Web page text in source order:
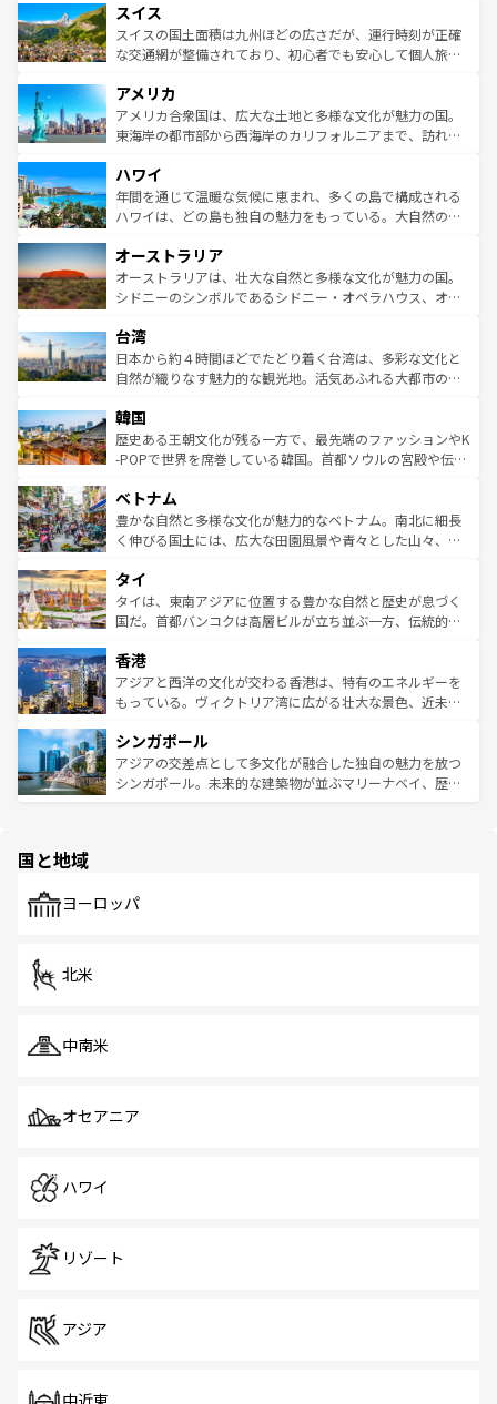
れる地方に足を運ぶとそれぞれで全く異なる文化を体験で
きるだろう。 なお、新着のフランス情報はコンテンツ一覧
を参照してほしい。
は、お酒好きな人にはぜひ体験してほしい。 なお、新着の
ドイツ情報はコンテンツ一覧を参照してほしい。
リアごとに異なる魅力がある。また、優雅なアフタヌーン
ティー、ビール好きにはたまらない英国パブ、サッカー観
戦など、本場だからこそできる体験も豊富。イギリスを旅
ンツ一覧を参照してほしい。
スイス
スイスの国土面積は九州ほどの広さだが、運行時刻が正確
な交通網が整備されており、初心者でも安心して個人旅行
の建物がそのまま残る町や、スイスならではのユニークな
博物館もあり、アルプス観光だけでなく町歩きも満喫する
ことができる。国民の所得が高いため物価も高いが、旅行
ば市内交通費無料で観光を楽しむこともできる。 なお、新
着のスイス情報はコンテンツ一覧 を参照してほしい。
アメリカ
アメリカ合衆国は、広大な土地と多様な文化が魅力の国。
東海岸の都市部から西海岸のカリフォルニアまで、訪れる
のような巨大都市は、観光、ショッピング、エンターテイ
ンメントが詰まった刺激的なスポットだ。一方、アメリカ
西部には大自然が広がり、グランドキャニオンやイエロー
部のニューオーリンズでは、音楽と美食が融合した独特の
文化が魅力。旅行者はアメリカの各地域で異なる魅力を楽
しみながら、その多様性と豊かな歴史を感じることができ
ならではの贅沢な旅のスタイルだ。 なお、新着のアメリカ
情報はコンテンツ一覧を参照してほしい。
ハワイ
年間を通じて温暖な気候に恵まれ、多くの島で構成される
ハワイは、どの島も独自の魅力をもっている。大自然の神
ワイ島は見逃せない。また、定番の観光地といえばオアフ
島だが、静かな自然を求めるならマウイ島やカウアイ島が
おすすめ。エメラルドグリーンに輝く海をはじめ、豊かな
れるおもてなしの心で訪れる人々を迎えてくれるハワイの
人々、おいしいローカルフードやハワイアンミュージッ
ク、伝統的なフラダンスなど、すべてがハワイの魅力を彩
ワイを、存分に味わってほしい。 なお、新着のハワイ情報
はコンテンツ一覧を参照してほしい。
オーストラリア
オーストラリアは、壮大な自然と多様な文化が魅力の国。
シドニーのシンボルであるシドニー・オペラハウス、オー
リアリーフや大陸中央部にそびえるウルル（エアーズロッ
ク）、タスマニアの美しい原生林やケアンズの熱帯雨林な
ど、見どころがたくさん。また、カフェやワイン、オージ
いる。アクティビティも充実しており、サーフィンやダイ
ビング、ハイキングなど、アウトドア好きにはたまらな
い。オーストラリアの多彩な魅力を存分に味わいつくそ
参照してほしい。
台湾
日本から約４時間ほどでたどり着く台湾は、多彩な文化と
自然が織りなす魅力的な観光地。活気あふれる大都市の台
ン）、静ひつな山岳地帯である台湾東部など、都市の喧騒
と山間の静けさが共存しており、訪れる人に新しい発見と
驚きをもたらしてくれる。また、奥深い台湾の食文化も魅
容にもいいと評判のスイーツなど、バラエティ豊かな料理
が味わえる。 なお、新着の台湾情報は コンテンツ一覧を参
照してほしい。
韓国
歴史ある王朝文化が残る一方で、最先端のファッションやK
-POPで世界を席巻している韓国。首都ソウルの宮殿や伝統
き、地方に足を延ばせば四季折々の自然美を楽しむことが
できる。そして、キムチや焼肉、絶品のストリートフード
まで、さまざまな韓国料理が待っている。夜には、韓国な
リティに包まれながら、韓国の多彩な魅力を心ゆくまで味
わってみてほしい。 なお、新着の韓国情報はコンテンツ一
覧を参照してほしい。
ベトナム
豊かな自然と多様な文化が魅力的なベトナム。南北に細長
く伸びる国土には、広大な田園風景や青々とした山々、世
急速な発展と共に伝統が息づく。ハノイの古い町並みやホ
ーチミン市のフランス統治時代の建物も、独特の雰囲気を
醸し出している。また、バラエティの豊かさとおいしさで
とつ。フォーやバインミー、ベトナムコーヒーなどは、ぜ
ひ現地で味わいたい。どの地域を訪れてもあたたかい人々
が旅行者を迎えてくれるので、きっと忘れられない旅にな
参照してほしい。
タイ
タイは、東南アジアに位置する豊かな自然と歴史が息づく
国だ。首都バンコクは高層ビルが立ち並ぶ一方、伝統的な
の活気が交差している。北部ではチェンマイなどの山岳地
帯で自然と触れ合い、南部ではプーケットやクラビの美し
いビーチでリゾート気分を楽しむことができる。タイ料理
激する。気候は一年中温暖で、どの季節にも異なる楽しみ
が待っている。親しみやすいタイの人々、仏教を中心とし
た文化、そして多様な観光資源が、訪れる旅人を魅了し続
香港
アジアと西洋の文化が交わる香港は、特有のエネルギーを
もっている。ヴィクトリア湾に広がる壮大な景色、近未来
み、どこを訪れても感動するはず。観光スポットが密集し
ており、効率よく見どころを回れるのも魅力。息をのむよ
うな絶景から文化的な体験まで、香港を存分に楽しみ尽く
シンガポール
アジアの交差点として多文化が融合した独自の魅力を放つ
シンガポール。未来的な建築物が並ぶマリーナベイ、歴史
で、ホーカーズは地元の風情を楽しめる外せないスポット
国と地域
ヨーロッパ
北米
中南米
オセアニア
ハワイ
リゾート
アジア